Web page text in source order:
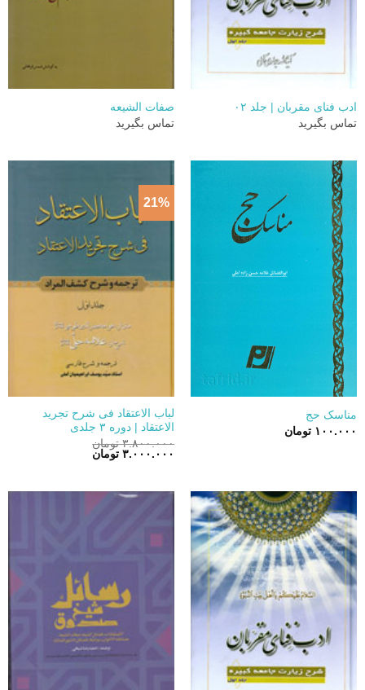
ادب فنای مقربان | جلد ۰۲
تماس بگیرید
صفات الشیعه
تماس بگیرید
مناسک حج
۱۰۰.۰۰۰ تومان
21%
لباب الاعتقاد فی شرح تجرید
الاعتقاد | دوره ۳ جلدی
۳.۸۰۰.۰۰۰ تومان
قیمت
۳.۰۰۰.۰۰۰ تومانقیمت